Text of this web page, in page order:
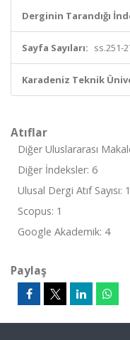
Derginin Tarandığı
Sayfa Sayıları: ss.251-
Karadeniz Teknik
Atıflar
Diğer Uluslararası
Diğer İndeksler: 6
Ulusal Dergi Atıf Sayısı: 1
Scopus: 1
Google Akademik: 4
Paylaş